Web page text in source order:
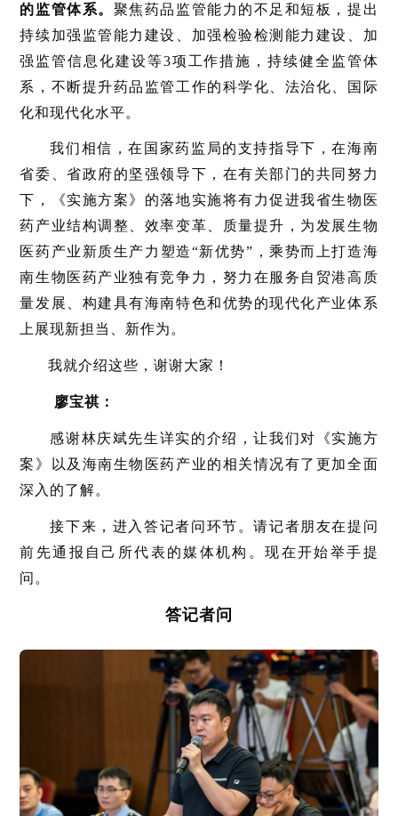
的监管体系。 聚焦药品监管能力的不足和短板，提出
持续加强监管能力建设、加强检验检测能力建设、加
强监管信息化建设等3项工作措施，持续健全监管体
系，不断提升药品监管工作的科学化、法治化、国际
化和现代化水平。
我们相信，在国家药监局的支持指导下，在海南
省委、省政府的坚强领导下，在有关部门的共同努力
下，《实施方案》的落地实施将有力促进我省生物医
药产业结构调整、效率变革、质量提升，为发展生物
医药产业新质生产力塑造“新优势”，乘势而上打造海
南生物医药产业独有竞争力，努力在服务自贸港高质
量发展、构建具有海南特色和优势的现代化产业体系
上展现新担当、新作为。
我就介绍这些，谢谢大家！
廖宝祺：
感谢林庆斌先生详实的介绍，让我们对《实施方
案》以及海南生物医药产业的相关情况有了更加全面
深入的了解。
接下来，进入答记者问环节。请记者朋友在提问
前先通报自己所代表的媒体机构。现在开始举手提
问。
答记者问